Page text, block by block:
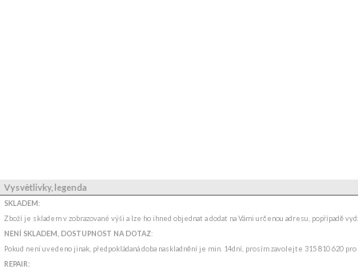
Vysvětlivky, legenda
SKLADEM:
Zboží je skladem v zobrazované výši a lze ho ihned objednat a dodat na Vámi určenou adresu, popřípadě
NENÍ SKLADEM, DOSTUPNOST NA DOTAZ:
Pokud není uvedeno jinak, předpokládaná doba naskladnění je min. 14dní, prosím zavolejte 315 810 620
REPAIR: